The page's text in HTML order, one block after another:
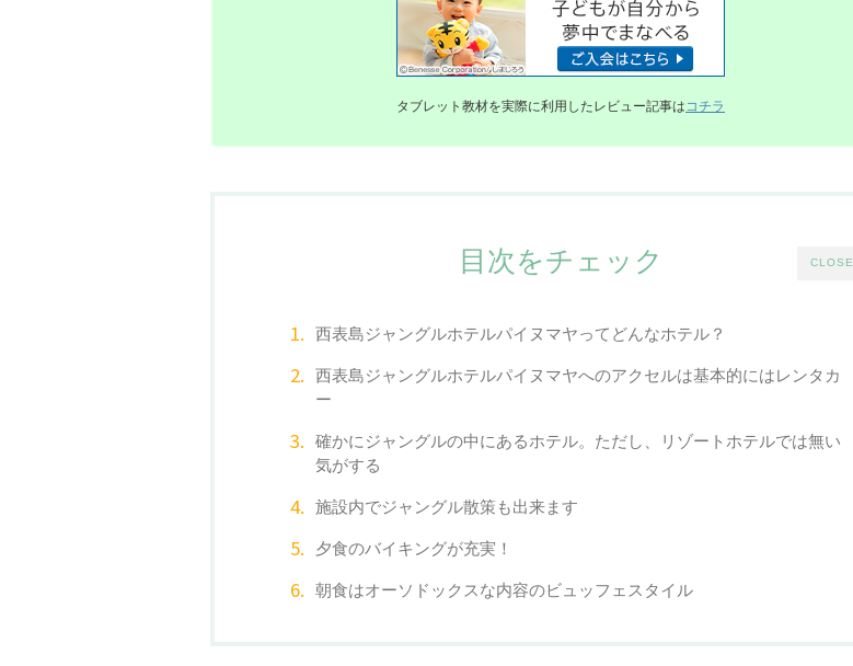
タブレット教材を実際に利用したレビュー記事は コチラ
CLOSE
目次をチェック
西表島ジャングルホテルパイヌマヤってどんなホテル？
西表島ジャングルホテルパイヌマヤへのアクセルは基本的にはレンタカ
ー
確かにジャングルの中にあるホテル。ただし、リゾートホテルでは無い
気がする
施設内でジャングル散策も出来ます
夕食のバイキングが充実！
朝食はオーソドックスな内容のビュッフェスタイル